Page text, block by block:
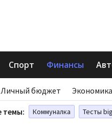
Спорт Финансы
Личный бюджет Экономика
темы: Коммуналка Тесты